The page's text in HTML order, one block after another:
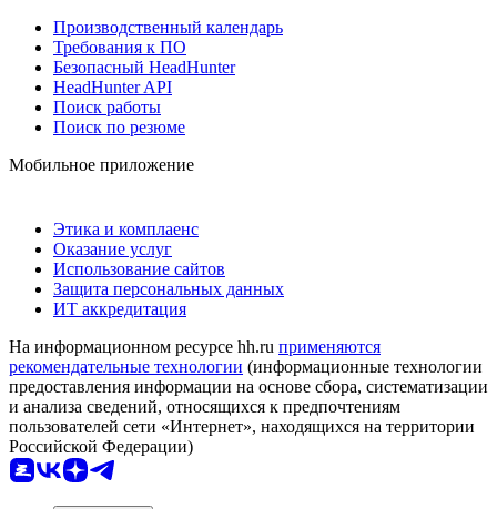
Производственный календарь
Требования к ПО
Безопасный HeadHunter
HeadHunter API
Поиск работы
Поиск по резюме
Мобильное приложение
Этика и комплаенс
Оказание услуг
Использование сайтов
Защита персональных данных
ИТ аккредитация
На информационном ресурсе hh.ru применяются
рекомендательные технологии (информационные технологии
предоставления информации на основе сбора, систематизации
и анализа сведений, относящихся к предпочтениям
пользователей сети «Интернет», находящихся на территории
Российской Федерации)